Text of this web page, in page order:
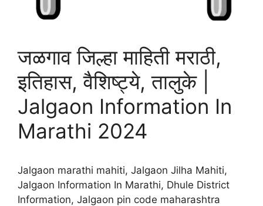
जळगाव जिल्हा माहिती मराठी,
इतिहास, वैशिष्ट्ये, तालुके |
Jalgaon Information In
Marathi 2024
Jalgaon marathi mahiti, Jalgaon Jilha Mahiti,
Jalgaon Information In Marathi, Dhule District
Information, Jalgaon pin code maharashtra